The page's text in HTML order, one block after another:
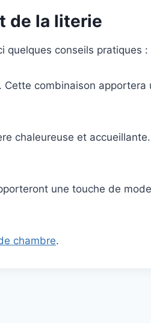
de la literie
quelques conseils pratiques :
combinaison apportera
chaleureuse et
une touche de
chambre.